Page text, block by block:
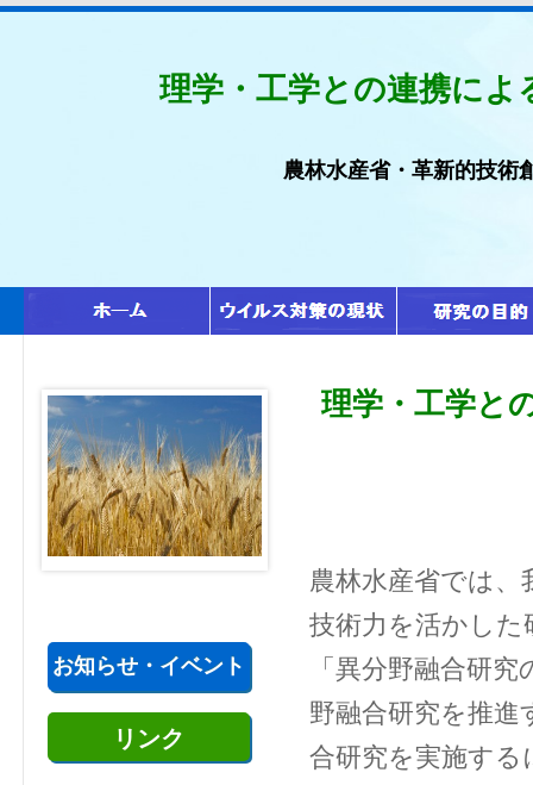
理学・工学との連携によ
農林水産省・革新的技術
理学・工学と
農林水産省では
技術力を活かした
「異分野融合研
野融合研究を推
合研究を実施す
お知らせ・イベント
リンク